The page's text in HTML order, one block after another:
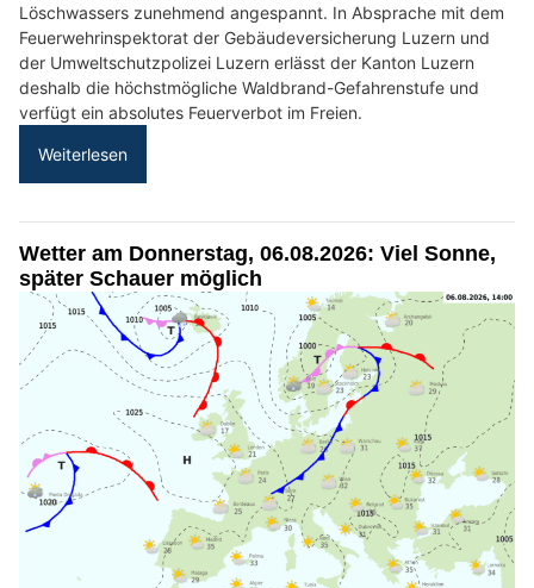
Löschwassers zunehmend angespannt. In Absprache mit dem
Feuerwehrinspektorat der Gebäudeversicherung Luzern und
der Umweltschutzpolizei Luzern erlässt der Kanton Luzern
deshalb die höchstmögliche Waldbrand-Gefahrenstufe und
verfügt ein absolutes Feuerverbot im Freien.
Weiterlesen
Wetter am Donnerstag, 06.08.2026: Viel Sonne,
später Schauer möglich